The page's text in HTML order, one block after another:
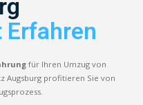
Erfahren
für Ihren Umzug von
Augsburg profitieren Sie von